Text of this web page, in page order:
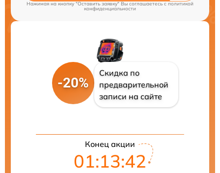
Нажимая на кнопку "Оставить заявку" Вы соглашаетесь cполитикой
конфиденциальности
-20%
Скидка по
предварительной
записи на сайте
Конец акции
01:13:41